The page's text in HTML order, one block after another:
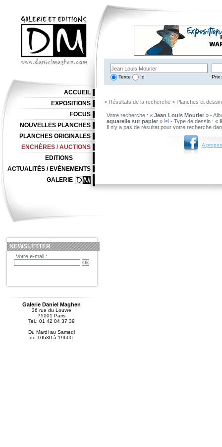
Texte Id Prix
> Résultats de la recherche > Planches et
Votre recherche : « Jean Louis Mourier » -
aquarelle sur papier » - Type de dessin : «
Il n'y a pas de résultat pour votre recherche
A
ACCUEIL
EXPOSITIONS
FOCUS
NOUVELLES PLANCHES
PLANCHES ORIGINALES
ENCHÈRES / AUCTIONS
EDITIONS
ACTUALITÉS / EVÉNEMENTS
GALERIE
NEWSLETTER
Votre e-mail :
Galerie Daniel Maghen
36 rue du Louvre
75001 Paris
Tel.: 01 42 84 37 39
Du Mardi au Samedi
de 10h30 à 19h00